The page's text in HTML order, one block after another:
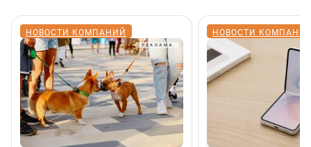
НОВОСТИ КОМПАНИЙ НОВОСТИ